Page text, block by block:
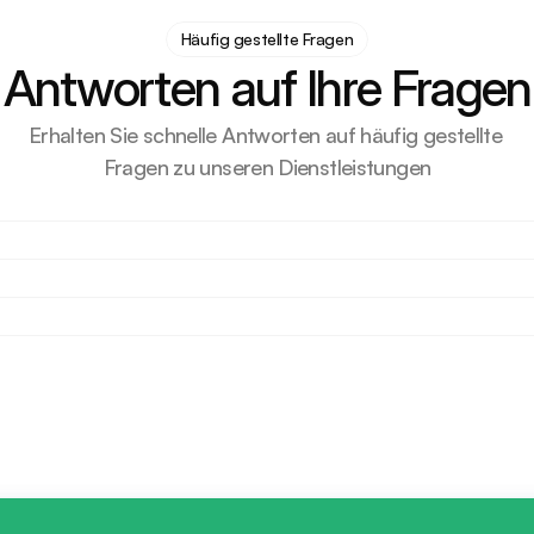
Häufig gestellte Fragen
Antworten auf Ihre Fragen
Erhalten Sie schnelle Antworten auf häufig gestellte
Fragen zu unseren Dienstleistungen